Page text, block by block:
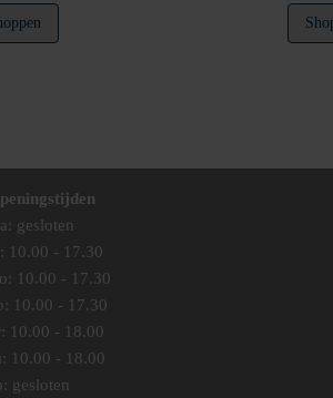
gesloten
10.00 - 17.30
10.00 - 17.30
10.00 - 17.30
10.00 - 18.00
10.00 - 18.00
gesloten